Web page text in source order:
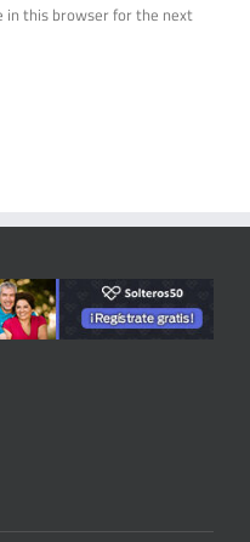
in this browser for the next